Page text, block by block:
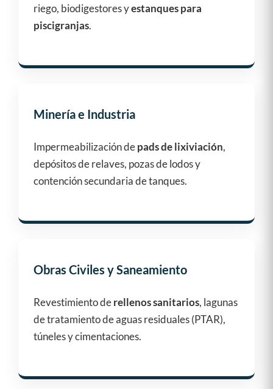
riego, biodigestores yestanques para
piscigranjas.
Minería e Industria
Impermeabilización depads de lixiviación,
depósitos de relaves, pozas de lodos y
contención secundaria de tanques.
Obras Civiles y Saneamiento
Revestimiento derellenos sanitarios, lagunas
de tratamiento de aguas residuales (PTAR),
túneles y cimentaciones.